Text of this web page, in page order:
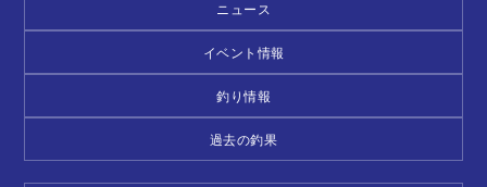
ニュース
イベント情報
釣り情報
過去の釣果